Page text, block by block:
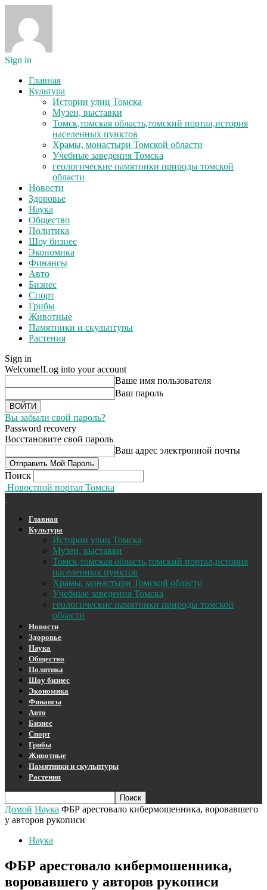
Sign in
Главная
Культура
Истории улиц Томска
Музеи, выставки
Томск,томская область,томский портал,история
населенных пунктов
Храмы, монастыри Томской области
Учебные заведения Томска
геологические памятники природы томской
области
Новости
Здоровье
Наука
Общество
Политика
Шоу бизнес
Экономика
Финансы
Авто
Бизнес
Спорт
Грибы
Животные
Памятники и скульптуры
Растения
Sign in
Welcome!Log into your account
Ваше имя пользователя
Ваш пароль
Вы забыли свой пароль?
Password recovery
Восстановите свой пароль
Ваш адрес электронной почты
Поиск
Новостной портал Томска
Главная
Культура
Истории улиц Томска
Музеи, выставки
Томск,томская область,томский портал,история
населенных пунктов
Храмы, монастыри Томской области
Учебные заведения Томска
геологические памятники природы томской
области
Новости
Здоровье
Наука
Общество
Политика
Шоу бизнес
Экономика
Финансы
Авто
Бизнес
Спорт
Грибы
Животные
Памятники и скульптуры
Растения
Домой Наука ФБР арестовало кибермошенника, воровавшего
у авторов рукописи
Наука
ФБР арестовало кибермошенника,
воровавшего у авторов рукописи